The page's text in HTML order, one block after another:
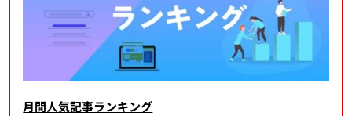
月間人気記事ランキング